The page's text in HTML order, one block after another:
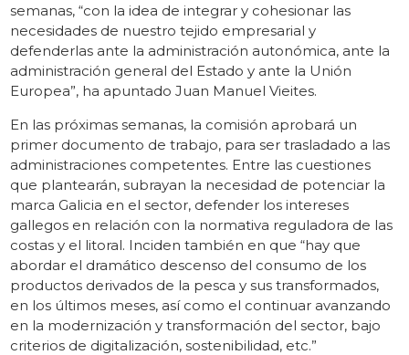
semanas, “con la idea de integrar y cohesionar las
necesidades de nuestro tejido empresarial y
defenderlas ante la administración autonómica, ante la
administración general del Estado y ante la Unión
Europea”, ha apuntado Juan Manuel Vieites.
En las próximas semanas, la comisión aprobará un
primer documento de trabajo, para ser trasladado a las
administraciones competentes. Entre las cuestiones
que plantearán, subrayan la necesidad de potenciar la
marca Galicia en el sector, defender los intereses
gallegos en relación con la normativa reguladora de las
costas y el litoral. Inciden también en que “hay que
abordar el dramático descenso del consumo de los
productos derivados de la pesca y sus transformados,
en los últimos meses, así como el continuar avanzando
en la modernización y transformación del sector, bajo
criterios de digitalización, sostenibilidad, etc.”